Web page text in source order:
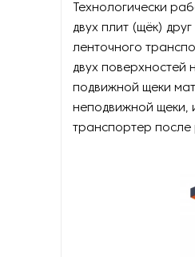
Технологически
двух плит (щёк)
ленточного
двух поверхностей
подвижной щеки
неподвижной щеки,
транспортер